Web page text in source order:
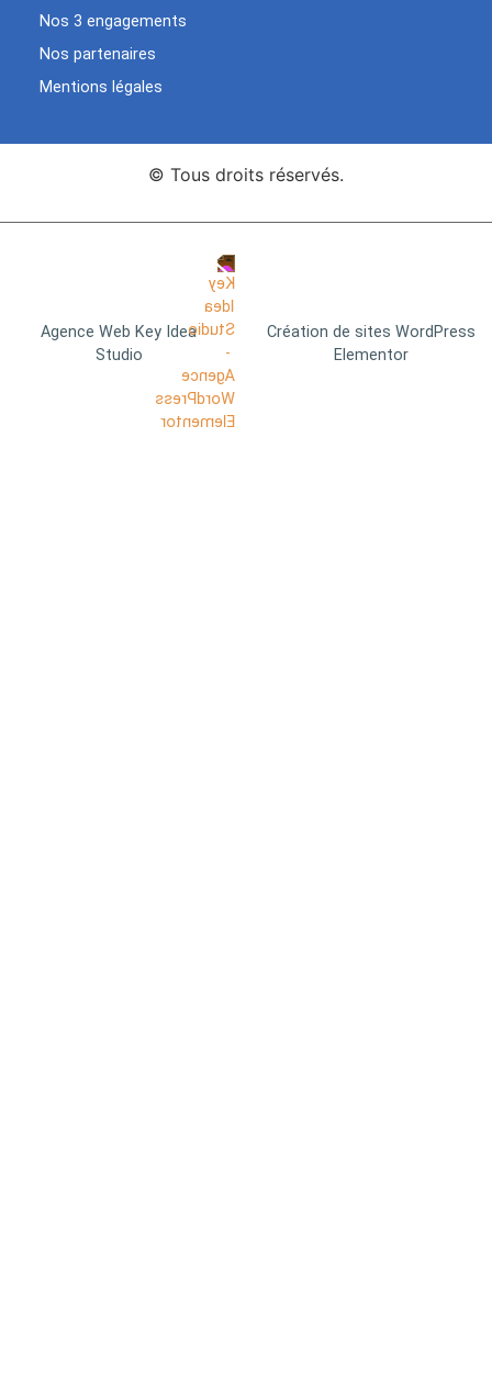
Nos 3 engagements
Nos partenaires
Mentions légales
© Tous droits réservés.
Agence Web Key Idea
Studio
Création de sites WordPress
Elementor